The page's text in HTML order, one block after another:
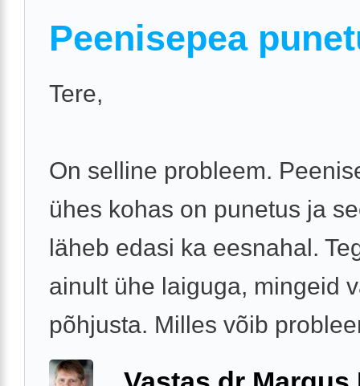
Peenisepea
Tere,
On selline probleem.
ühes kohas on punetus ja
läheb edasi ka eesnahal.
ainult ühe laiguga, mingeid
põhjusta. Milles võib